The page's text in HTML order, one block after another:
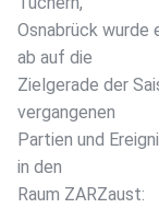
Osnabrück wurde
ab auf die
Zielgerade der
vergangenen
Partien und
in den
Raum ZARZaust: